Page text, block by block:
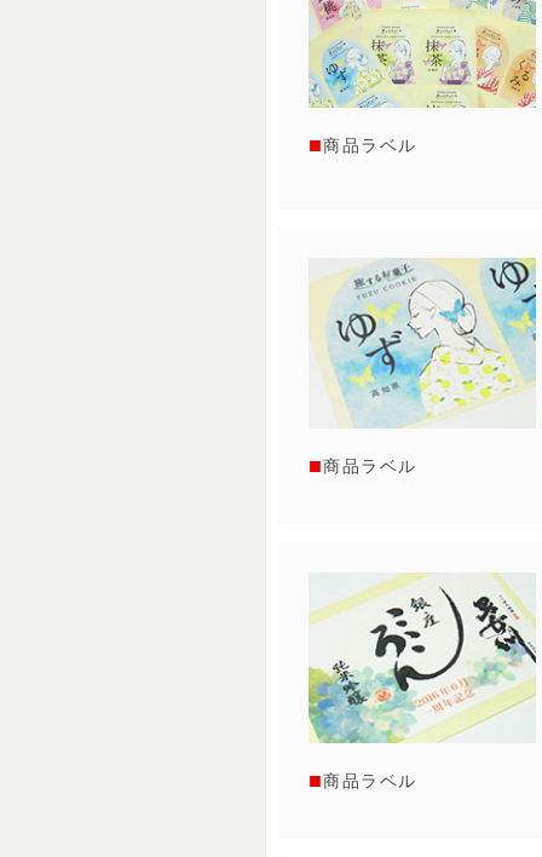
商品ラベル
商品ラベル
商品ラベル